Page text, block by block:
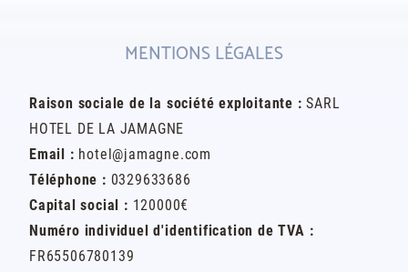
MENTIONS LÉGALES
Raison sociale de la société exploitante :SARL
HOTEL DE LA JAMAGNE
Email : hotel@jamagne.com
Téléphone : 0329633686
Capital social : 120000€
Numéro individuel d'identification de TVA :
FR65506780139